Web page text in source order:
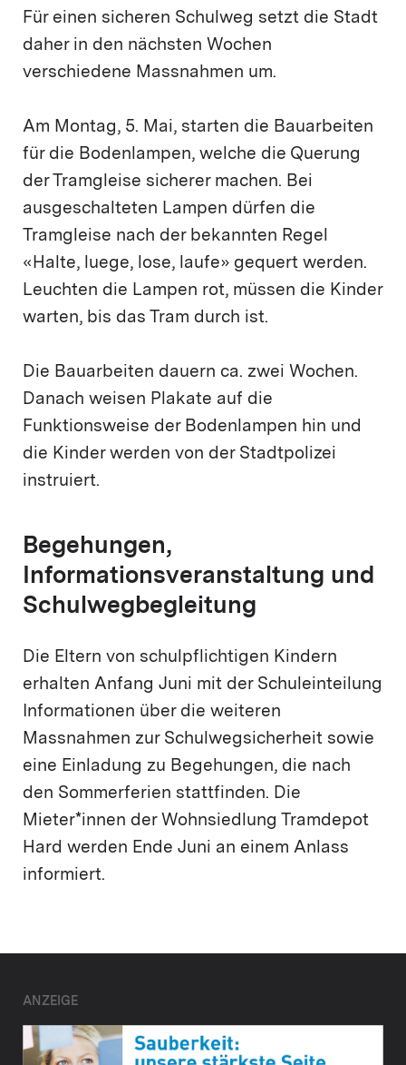
Für einen sicheren Schulweg setzt die Stadt
daher in den nächsten Wochen
verschiedene Massnahmen um.
Am Montag, 5. Mai, starten die Bauarbeiten
für die Bodenlampen, welche die Querung
der Tramgleise sicherer machen. Bei
ausgeschalteten Lampen dürfen die
Tramgleise nach der bekannten Regel
«Halte, luege, lose, laufe» gequert werden.
Leuchten die Lampen rot, müssen die Kinder
warten, bis das Tram durch ist.
Die Bauarbeiten dauern ca. zwei Wochen.
Danach weisen Plakate auf die
Funktionsweise der Bodenlampen hin und
die Kinder werden von der Stadtpolizei
instruiert.
Begehungen,
Informationsveranstaltung und
Schulwegbegleitung
Die Eltern von schulpflichtigen Kindern
erhalten Anfang Juni mit der Schuleinteilung
Informationen über die weiteren
Massnahmen zur Schulwegsicherheit sowie
eine Einladung zu Begehungen, die nach
den Sommerferien stattfinden. Die
Mieter*innen der Wohnsiedlung Tramdepot
Hard werden Ende Juni an einem Anlass
informiert.
ANZEIGE